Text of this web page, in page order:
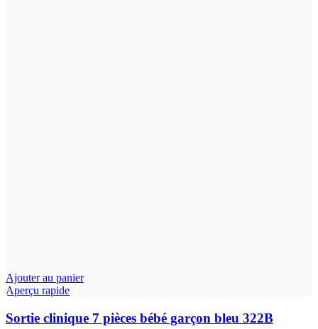
Ajouter au panier
Aperçu rapide
Sortie clinique 7 pièces bébé garçon bleu 322B